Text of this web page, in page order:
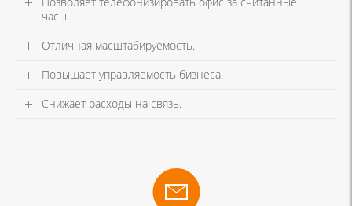
часы.
Отличная масштабируемость.
Повышает управляемость бизнеса.
Снижает расходы на связь.